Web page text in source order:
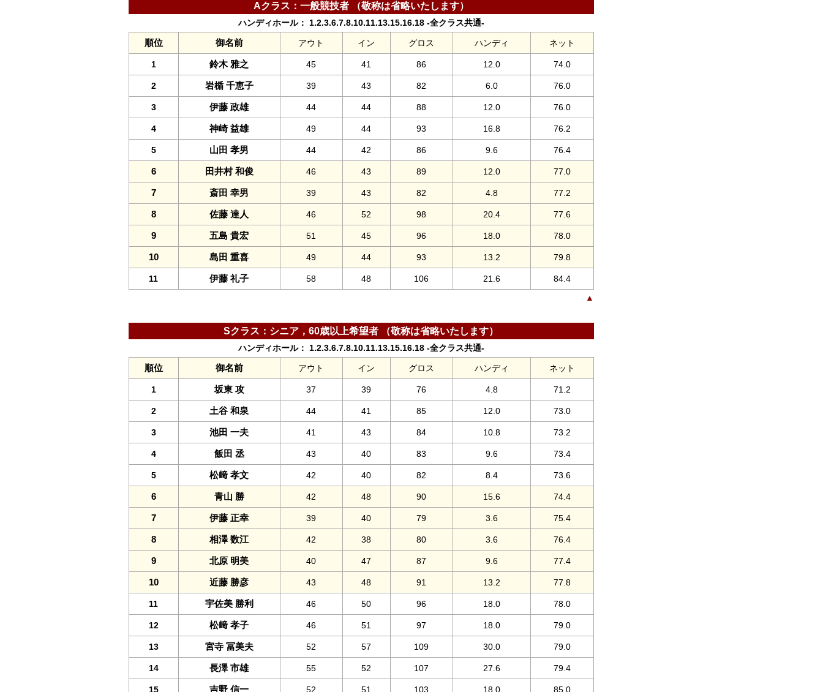
Aクラス：一般競技者 （敬称は省略いたします）
ハンディホール： 1.2.3.6.7.8.10.11.13.15.16.18 -全クラス共通-
順位 御名前 アウト イン グロス ハンディ ネット
1 鈴木 雅之 45 41 86 12.0 74.0
2 岩楯 千恵子 39 43 82 6.0 76.0
3 伊藤 政雄 44 44 88 12.0 76.0
4 神崎 益雄 49 44 93 16.8 76.2
5 山田 孝男 44 42 86 9.6 76.4
6 田井村 和俊 46 43 89 12.0 77.0
7 斎田 幸男 39 43 82 4.8 77.2
8 佐藤 達人 46 52 98 20.4 77.6
9 五島 貴宏 51 45 96 18.0 78.0
10 島田 重喜 49 44 93 13.2 79.8
11 伊藤 礼子 58 48 106 21.6
84.4
▲
Sクラス：シニア，60歳以上希望者 （敬称は省略いたします）
ハンディホール： 1.2.3.6.7.8.10.11.13.15.16.18 -全クラス共通-
順位 御名前 アウト イン グロス ハンディ ネット
1 坂東 攻 37 39 76 4.8 71.2
2 土谷 和泉 44 41 85 12.0 73.0
3 池田 一夫 41 43 84 10.8 73.2
4 飯田 丞 43 40 83 9.6 73.4
5 松﨑 孝文 42 40 82 8.4 73.6
6 青山 勝 42 48 90 15.6 74.4
7 伊藤 正幸 39 40 79 3.6 75.4
8 相澤 数江 42 38 80 3.6 76.4
9 北原 明美 40 47 87 9.6 77.4
10 近藤 勝彦 43 48 91 13.2 77.8
11 宇佐美 勝利 46 50 96 18.0 78.0
12 松﨑 孝子 46 51 97 18.0 79.0
13 宮寺 冨美夫 52 57 109 30.0 79.0
14 長澤 市雄 55 52 107 27.6 79.4
15 吉野 信一 52 51 103 18.0 85.0